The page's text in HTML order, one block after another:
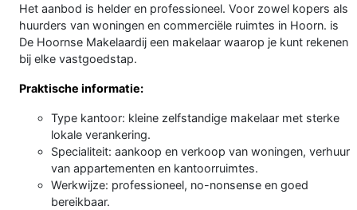
Het aanbod is helder en professioneel. Voor zowel kopers als
huurders van woningen en commerciële ruimtes in Hoorn. is
De Hoornse Makelaardij een makelaar waarop je kunt rekenen
bij elke vastgoedstap.
Praktische informatie:
Type kantoor: kleine zelfstandige makelaar met sterke
lokale verankering.
Specialiteit: aankoop en verkoop van woningen, verhuur
van appartementen en kantoorruimtes.
Werkwijze: professioneel, no-nonsense en goed
bereikbaar.